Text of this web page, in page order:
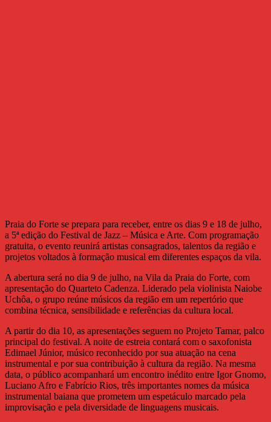
Praia do Forte se prepara para receber, entre os dias 9 e 18 de julho,
a 5ª edição do Festival de Jazz – Música e Arte. Com programação
gratuita, o evento reunirá artistas consagrados, talentos da região e
projetos voltados à formação musical em diferentes espaços da vila.
A abertura será no dia 9 de julho, na Vila da Praia do Forte, com
apresentação do Quarteto Cadenza. Liderado pela violinista Naiobe
Uchôa, o grupo reúne músicos da região em um repertório que
combina técnica, sensibilidade e referências da cultura local.
A partir do dia 10, as apresentações seguem no Projeto Tamar, palco
principal do festival. A noite de estreia contará com o saxofonista
Edimael Júnior, músico reconhecido por sua atuação na cena
instrumental e por sua contribuição à cultura da região. Na mesma
data, o público acompanhará um encontro inédito entre Igor Gnomo,
Luciano Afro e Fabrício Rios, três importantes nomes da música
instrumental baiana que prometem um espetáculo marcado pela
improvisação e pela diversidade de linguagens musicais.